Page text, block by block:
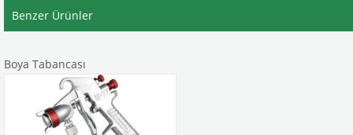
Benzer Ürünler
Boya Tabancası